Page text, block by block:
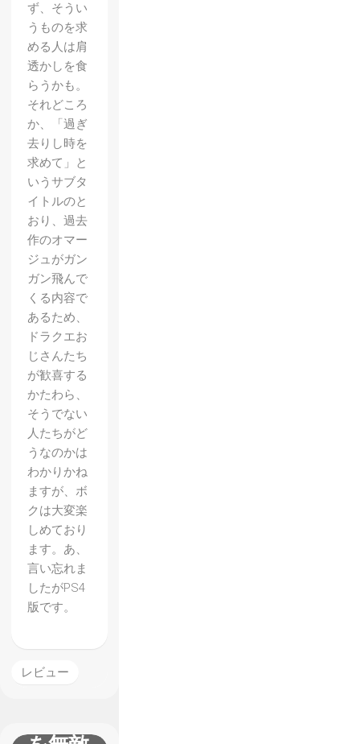
ず、そうい
うものを求
める人は肩
透かしを食
らうかも。
それどころ
か、「過ぎ
去りし時を
求めて」と
いうサブタ
イトルのと
おり、過去
作のオマー
ジュがガン
ガン飛んで
くる内容で
あるため、
ドラクエお
じさんたち
が歓喜する
かたわら、
そうでない
人たちがど
うなのかは
わかりかね
ますが、ボ
クは大変楽
しめており
ます。あ、
言い忘れま
したがPS4
版です。
レビュー
【蒼き
雷霆
ガンヴ
ォルト
爪】レ
ビュ
ー 無
敵の雷
撃能力
者が切
り開い